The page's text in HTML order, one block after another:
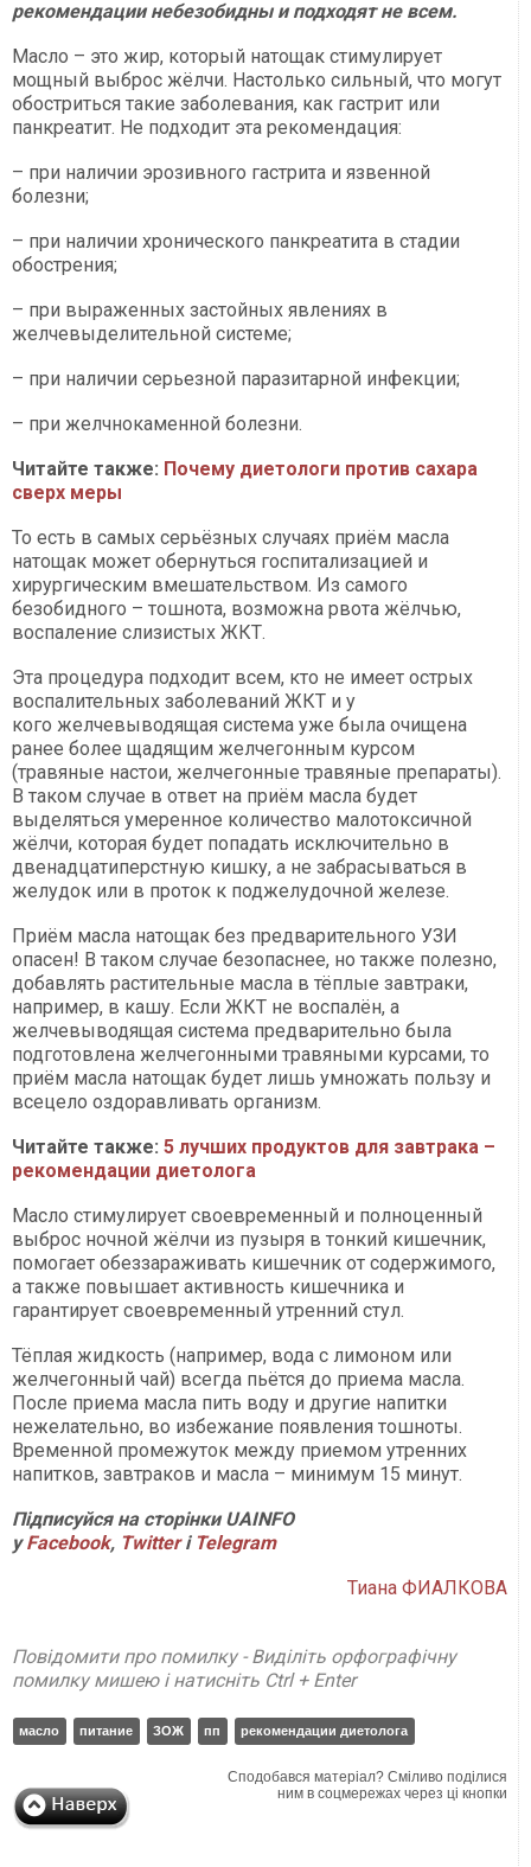
рекомендации небезобидны и подходят не всем.
Масло – это жир, который натощак стимулирует
мощный выброс жёлчи. Настолько сильный, что могут
обостриться такие заболевания, как гастрит или
панкреатит. Не подходит эта рекомендация:
– при наличии эрозивного гастрита и язвенной
болезни;
– при наличии хронического панкреатита в стадии
обострения;
– при выраженных застойных явлениях в
желчевыделительной системе;
– при наличии серьезной паразитарной инфекции;
– при желчнокаменной болезни.
Читайте также: Почему диетологи против сахара
сверх меры
То есть в самых серьёзных случаях приём масла
натощак может обернуться госпитализацией и
хирургическим вмешательством. Из самого
безобидного – тошнота, возможна рвота жёлчью,
воспаление слизистых ЖКТ.
Эта процедура подходит всем, кто не имеет острых
воспалительных заболеваний ЖКТ и у
кого желчевыводящая система уже была очищена
ранее более щадящим желчегонным курсом
(травяные настои, желчегонные травяные препараты).
В таком случае в ответ на приём масла будет
выделяться умеренное количество малотоксичной
жёлчи, которая будет попадать исключительно в
двенадцатиперстную кишку, а не забрасываться в
желудок или в проток к поджелудочной железе.
Приём масла натощак без предварительного УЗИ
опасен! В таком случае безопаснее, но также полезно,
добавлять растительные масла в тёплые завтраки,
например, в кашу. Если ЖКТ не воспалён, а
желчевыводящая система предварительно была
подготовлена желчегонными травяными курсами, то
приём масла натощак будет лишь умножать пользу и
всецело оздоравливать организм.
Читайте также: 5 лучших продуктов для завтрака –
рекомендации диетолога
Масло стимулирует своевременный и полноценный
выброс ночной жёлчи из пузыря в тонкий кишечник,
помогает обеззараживать кишечник от содержимого,
а также повышает активность кишечника и
гарантирует своевременный утренний стул.
Тёплая жидкость (например, вода с лимоном или
желчегонный чай) всегда пьётся до приема масла.
После приема масла пить воду и другие напитки
нежелательно, во избежание появления тошноты.
Временной промежуток между приемом утренних
напитков, завтраков и масла – минимум 15 минут.
Підписуйся на сторінки UAINFO
уFacebook, Twitter і Telegram
Тиана ФИАЛКОВА
Повідомити про помилку - Виділіть орфографічну
помилку мишею і натисніть Ctrl + Enter
масло питание ЗОЖ пп рекомендации диетолога
Сподобався матеріал? Сміливо поділися
ним в соцмережах через ці кнопки